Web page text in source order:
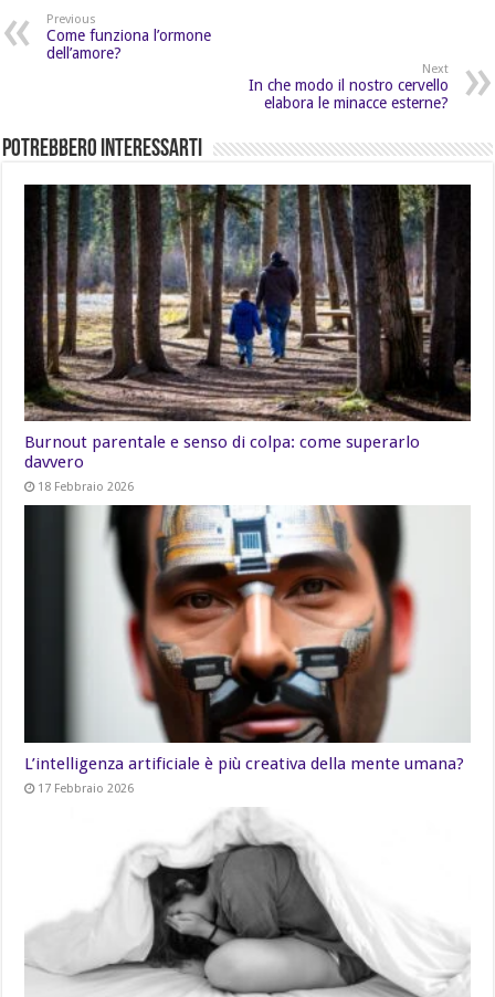
Previous
Come funziona l’ormone
dell’amore?
Next
In che modo il nostro cervello
elabora le minacce esterne?
Potrebbero Interessarti
Burnout parentale e senso di colpa: come superarlo
davvero
18 Febbraio 2026
L’intelligenza artificiale è più creativa della mente umana?
17 Febbraio 2026